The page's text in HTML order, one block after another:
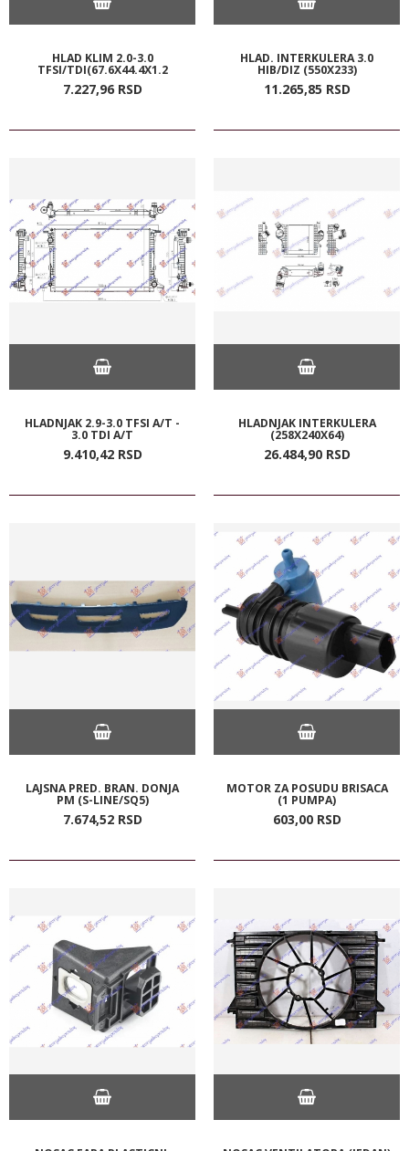
HLAD KLIM 2.0-3.0
TFSI/TDI(67.6X44.4X1.2
7.227,96 RSD
HLAD. INTERKULERA 3.0
HIB/DIZ (550X233)
11.265,85 RSD
HLADNJAK 2.9-3.0 TFSI A/T -
3.0 TDI A/T
9.410,42 RSD
HLADNJAK INTERKULERA
(258X240X64)
26.484,90 RSD
LAJSNA PRED. BRAN. DONJA
PM (S-LINE/SQ5)
7.674,52 RSD
MOTOR ZA POSUDU BRISACA
(1 PUMPA)
603,00 RSD